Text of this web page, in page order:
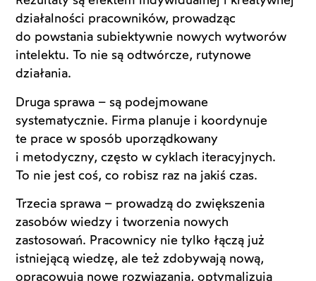
działalności pracowników, prowadząc
do powstania subiektywnie nowych wytworów
intelektu. To nie są odtwórcze, rutynowe
działania.
Druga sprawa – są podejmowane
systematycznie. Firma planuje i koordynuje
te prace w sposób uporządkowany
i metodyczny, często w cyklach iteracyjnych.
To nie jest coś, co robisz raz na jakiś czas.
Trzecia sprawa – prowadzą do zwiększenia
zasobów wiedzy i tworzenia nowych
zastosowań. Pracownicy nie tylko łączą już
istniejącą wiedzę, ale też zdobywają nową,
opracowują nowe rozwiązania, optymalizują